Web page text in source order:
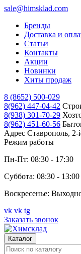
sale@himsklad.com
Бренды
Доставка и
Статьи
Контакты
Акции
Новинки
Хиты продаж
8 (8652) 500-029
8(962) 447-04-42
8(938) 301-70-29
8(962) 451-60-56
Адрес Ставрополь,
Режим работы
Пн-Пт: 08:30 - 17:30
Суббота: 08:30 - 13:00
Воскресенье:
vk vk tg
Заказать звонок
Каталог